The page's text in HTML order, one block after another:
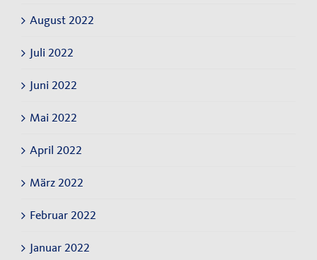
August 2022
Juli 2022
Juni 2022
Mai 2022
April 2022
März 2022
Februar 2022
Januar 2022